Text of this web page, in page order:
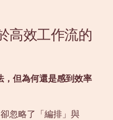
高效工作流的
，但為何還是感到效率
忽略了「編排」與